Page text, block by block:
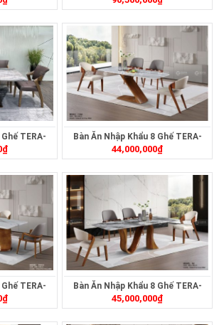
TERA-
₫
Bàn Ăn Nhập Khẩu 8 Ghế TERA-
ZT18
44,000,000₫
TERA-
₫
Bàn Ăn Nhập Khẩu 8 Ghế TERA-
S806
45,000,000₫